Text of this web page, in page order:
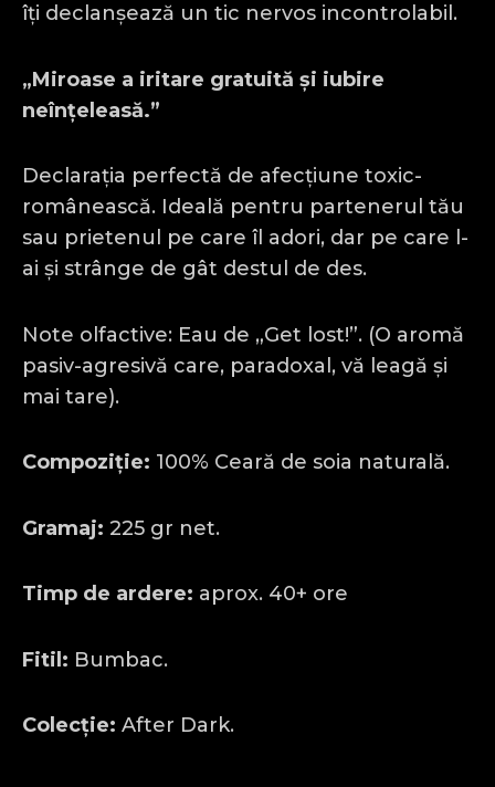
îți declanșează un tic nervos incontrolabil.
„Miroase a iritare gratuită și iubire
neînțeleasă.”
Declarația perfectă de afecțiune toxic-
românească. Ideală pentru partenerul tău
sau prietenul pe care îl adori, dar pe care l-
ai și strânge de gât destul de des.
Note olfactive: Eau de „Get lost!”. (O aromă
pasiv-agresivă care, paradoxal, vă leagă și
mai tare).
Compoziție: 100% Ceară de soia naturală.
Gramaj: 225 gr net.
Timp de ardere: aprox. 40+ ore
Fitil: Bumbac.
Colecție: After Dark.